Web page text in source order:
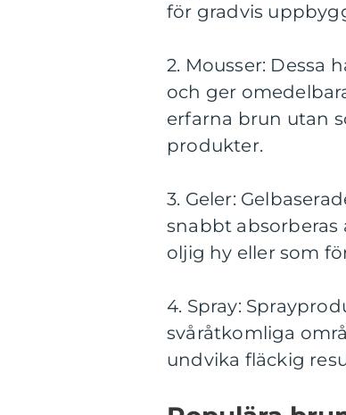
för gradvis
2. Mousser: Dessa
och ger
erfarna brun utan
produkter.
3. Geler:
snabbt absorberas
oljig hy eller som
4. Spray:
svåråtkomliga
undvika fläckig